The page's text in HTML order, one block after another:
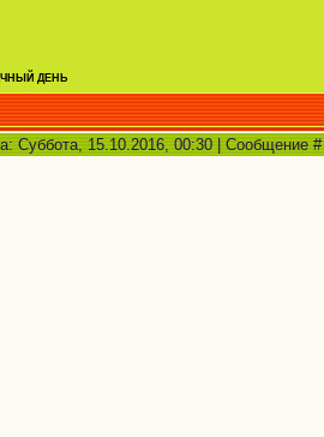
ДЕНЬ
Суббота, 15.10.2016, 00:30 | Сообщение #